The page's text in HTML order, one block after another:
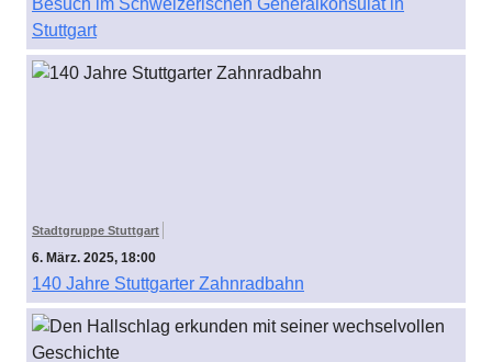
Besuch im Schweizerischen Generalkonsulat in
Stuttgart
Stadtgruppe Stuttgart
6. März. 2025, 18:00
140 Jahre Stuttgarter Zahnradbahn